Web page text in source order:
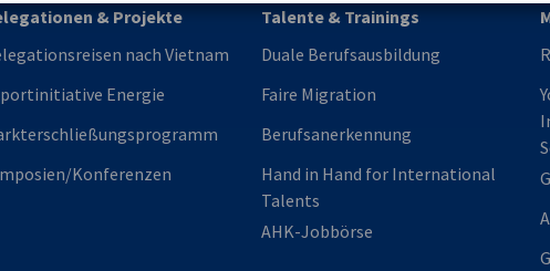
& Projekte
nach Vietnam
Energie
Konferenzen
Talente & Trainings
Duale Berufsausbildung
Faire Migration
Berufsanerkennung
Hand in Hand for International
Talents
AHK-Jobbörse